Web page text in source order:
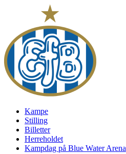
Kampe
Stilling
Billetter
Herreholdet
Kampdag på Blue Water Arena